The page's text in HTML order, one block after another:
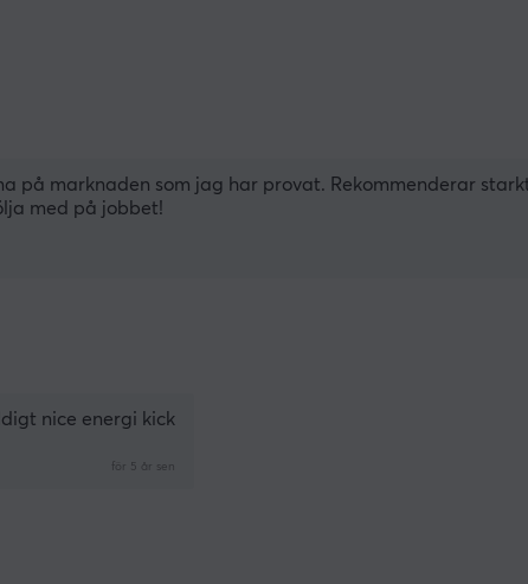
på marknaden som jag har provat. Rekommenderar
med på jobbet!
nice energi kick
för 5 år sen